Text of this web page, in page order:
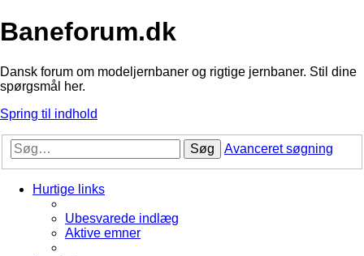
Baneforum.dk
Dansk forum om modeljernbaner og rigtige jernbaner. Stil dine
spørgsmål her.
Spring til indhold
Søg Avanceret søgning
Hurtige links
Ubesvarede indlæg
Aktive emner